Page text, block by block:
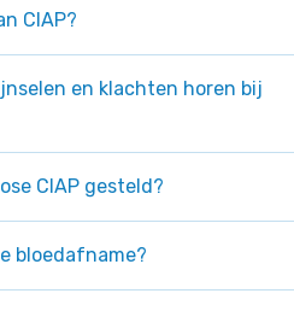
CIAP?
en klachten horen bij
CIAP gesteld?
bloedafname?